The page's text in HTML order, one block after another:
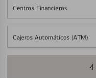
Centros Financieros
Cajeros Automáticos (ATM)
4